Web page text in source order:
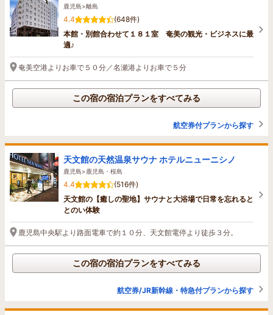
鹿児島>離島
4.4
(648件)
本館・別館合わせて１８１室 奄美の観光・ビジネスに最
適♪
奄美空港よりお車で５０分／名瀬港よりお車で５分
この宿の宿泊プランをすべてみる
航空券付プランから探す
天文館の天然温泉サウナ ホテルニューニシノ
鹿児島>鹿児島・桜島
4.4
(516件)
天文館の【癒しの聖地】サウナと大浴場で日常を忘れると
とのい体験
鹿児島中央駅より路面電車で約１０分、天文館電停より徒歩３分。
この宿の宿泊プランをすべてみる
航空券/JR新幹線・特急付プランから探す